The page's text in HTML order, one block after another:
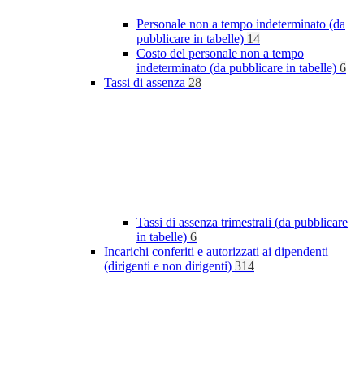
Personale non a tempo indeterminato (da
pubblicare in tabelle) 14
Costo del personale non a tempo
indeterminato (da pubblicare in tabelle) 6
Tassi di assenza 28
Tassi di assenza trimestrali (da pubblicare
in tabelle) 6
Incarichi conferiti e autorizzati ai dipendenti
(dirigenti e non dirigenti) 314